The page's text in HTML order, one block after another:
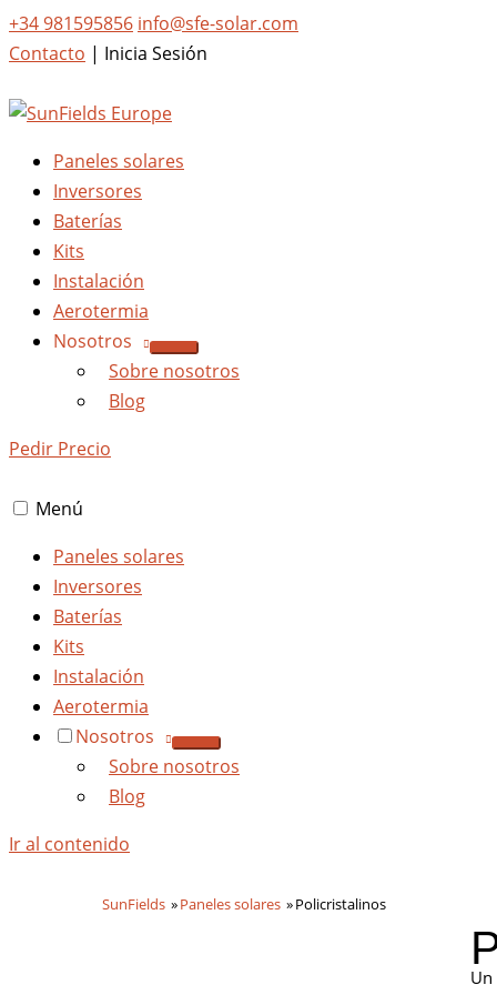
+34 981595856 info@sfe-solar.com
Contacto | Inicia Sesión
Paneles solares
Inversores
Baterías
Kits
Instalación
Aerotermia
Nosotros
Sobre nosotros
Blog
Pedir Precio
Menú
Paneles solares
Inversores
Baterías
Kits
Instalación
Aerotermia
Nosotros
Sobre nosotros
Blog
Ir al contenido
SunFields Paneles solares Policristalinos